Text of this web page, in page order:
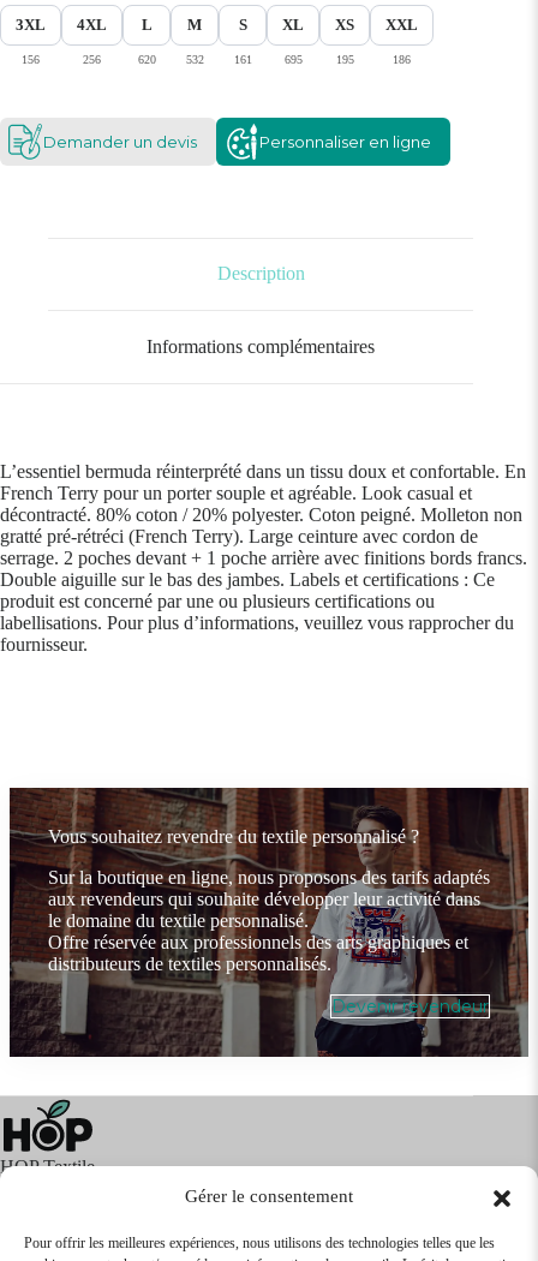
Gérer le consentement
Pour offrir les meilleures expériences, nous utilisons des technologies telles que les
3XL
156
4XL
256
L
620
M
532
S
161
XL
695
XS
195
XXL
186
Demander un devis Personnaliser en ligne
Description
Informations complémentaires
L’essentiel bermuda réinterprété dans un tissu doux et confortable. En
French Terry pour un porter souple et agréable. Look casual et
décontracté. 80% coton / 20% polyester. Coton peigné. Molleton non
gratté pré-rétréci (French Terry). Large ceinture avec cordon de
serrage. 2 poches devant + 1 poche arrière avec finitions bords francs.
Double aiguille sur le bas des jambes. Labels et certifications : Ce
produit est concerné par une ou plusieurs certifications ou
labellisations. Pour plus d’informations, veuillez vous rapprocher du
fournisseur.
Vous souhaitez revendre du textile personnalisé ?
Sur la boutique en ligne, nous proposons des tarifs adaptés
aux revendeurs qui souhaite développer leur activité dans
le domaine du textile personnalisé.
Offre réservée aux professionnels des arts graphiques et
distributeurs de textiles personnalisés.
Devenir revendeur
HOP Textile